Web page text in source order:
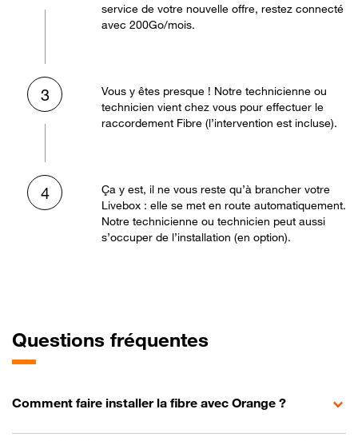
service de votre nouvelle offre, restez connecté
avec 200Go/mois.
3
Vous y êtes presque ! Notre technicienne ou
technicien vient chez vous pour effectuer le
raccordement Fibre (l’intervention est incluse).
4
Ça y est, il ne vous reste qu’à brancher votre
Livebox : elle se met en route automatiquement.
Notre technicienne ou technicien peut aussi
s’occuper de l’installation (en option).
Questions fréquentes
Comment faire installer la fibre avec Orange ?